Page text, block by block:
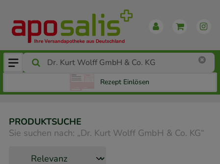
Rezept Einlösen
PRODUKTSUCHE
Sie suchen nach: „Dr. Kurt Wolff GmbH & Co. KG“